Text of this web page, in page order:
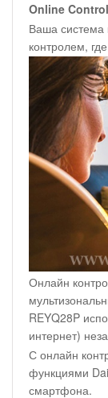
Online
Ваша система
контролем,
Онлайн
REYQ28P
интернет)
С онлайн
функциями
смартфона.